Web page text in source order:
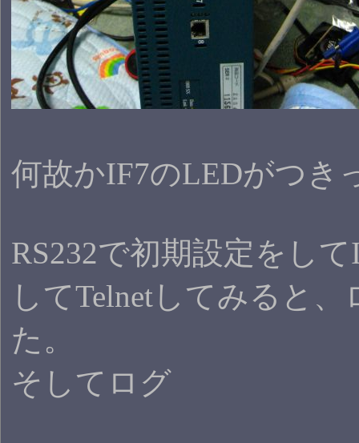
何故かIF7のLEDがつき
RS232で初期設定をし
してTelnetしてみると
た。
そしてログ